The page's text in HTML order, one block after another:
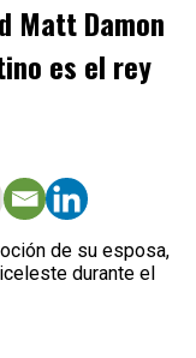
Matt Damon
es el rey
de su esposa,
durante el